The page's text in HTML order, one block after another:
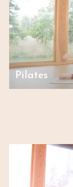
Pilates